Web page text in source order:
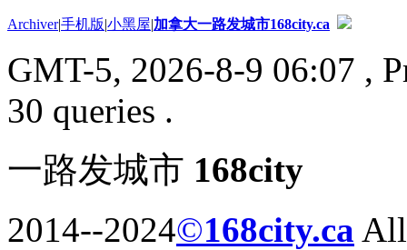
Archiver|手机版|小黑屋|加拿大一路发城市168city.ca
GMT-5, 2026-8-9 06:07 ,
30 queries .
一路发城市 168city
2014--2024©168city.ca All